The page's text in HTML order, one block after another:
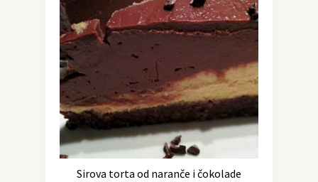
Sirova torta od naranče i čokolade